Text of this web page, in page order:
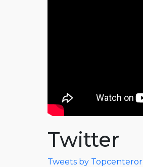
Twitter
Tweets by